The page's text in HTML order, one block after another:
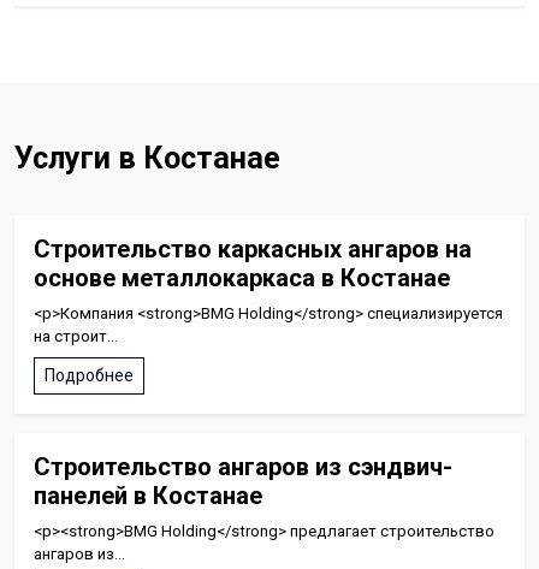
Услуги в Костанае
Строительство каркасных ангаров на
основе металлокаркаса в Костанае
<p>Компания <strong>BMG Holding</strong> специализируется
на строит...
Подробнее
Строительство ангаров из сэндвич-
панелей в Костанае
<p><strong>BMG Holding</strong> предлагает строительство
ангаров из...